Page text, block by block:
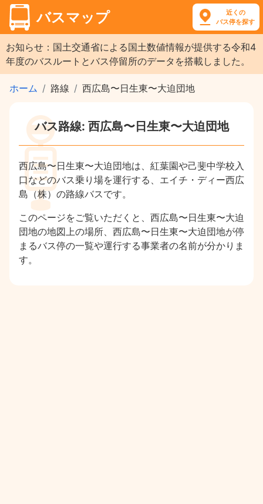
バスマップ
近くの
バス停を探す
お知らせ：国土交通省による国土数値情報が提供する令和4
年度のバスルートとバス停留所のデータを搭載しました。
ホーム 路線 西広島〜日生東〜大迫団地
バス路線: 西広島〜日生東〜大迫団地
西広島〜日生東〜大迫団地は、紅葉園や己斐中学校入
口などのバス乗り場を運行する、エイチ・ディー西広
島（株）の路線バスです。
このページをご覧いただくと、西広島〜日生東〜大迫
団地の地図上の場所、西広島〜日生東〜大迫団地が停
まるバス停の一覧や運行する事業者の名前が分かりま
す。